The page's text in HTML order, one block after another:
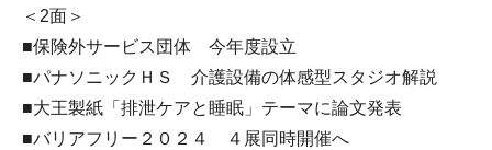
＜2面＞
■保険外サービス団体 今年度設立
■パナソニックＨＳ 介護設備の体感型スタジオ解説
■大王製紙「排泄ケアと睡眠」テーマに論文発表
■バリアフリー２０２４ ４展同時開催へ